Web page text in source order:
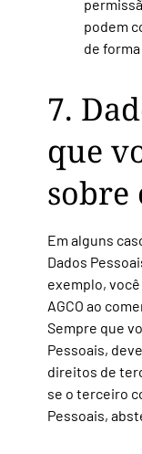
podem
de
7.
que
sobre
Em alguns
Dados
exemplo,
AGCO ao
Sempre que
Pessoais,
direitos de
se o terceiro
Pessoais,